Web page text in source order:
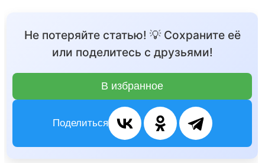
Не потеряйте статью! 💡 Сохраните её
или поделитесь с друзьями!
В избранное
Поделиться